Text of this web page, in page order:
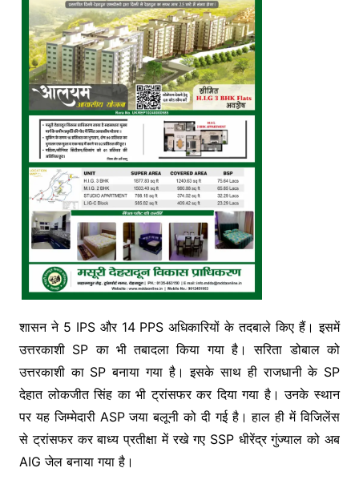
शासन ने 5 IPS और 14 PPS अधिकारियों के तदबाले किए हैं। इसमें
उत्तरकाशी SP का भी तबादला किया गया है। सरिता डोबाल को
उत्तरकाशी का SP बनाया गया है। इसके साथ ही राजधानी के SP
देहात लोकजीत सिंह का भी ट्रांसफर कर दिया गया है। उनके स्थान
पर यह जिम्मेदारी ASP जया बलूनी को दी गई है। हाल ही में विजिलेंस
से ट्रांसफर कर बाध्य प्रतीक्षा में रखे गए SSP धीरेंद्र गुंज्याल को अब
AIG जेल बनाया गया है।